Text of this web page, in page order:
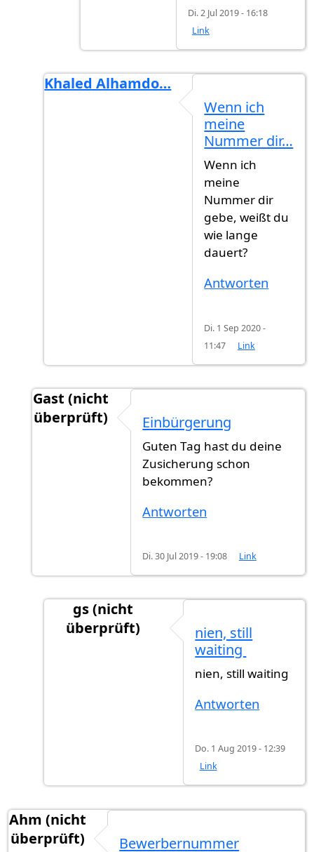
Di. 2 Jul 2019 - 16:18
Link
Khaled Alhamdo…
Noch paar monatvonHehav
Wenn ich
meine
Nummer dir…
Wenn ich
meine
Nummer dir
gebe, weißt du
wie lange
dauert?
Antworten
Di. 1 Sep 2020 -
11:47
Link
Gast (nicht
überprüft)
Kann ich wissen, wann Sie…
Einbürgerung
Guten Tag hast du deine
Zusicherung schon
bekommen?
Antworten
Di. 30 Jul 2019 - 19:08 Link
gs (nicht
überprüft)
EinbürgerungvonGast (nicht
nien, still
waiting
nien, still waiting
Antworten
Do. 1 Aug 2019 - 12:39
Link
Ahm (nicht
überprüft)
Bewerbernummer